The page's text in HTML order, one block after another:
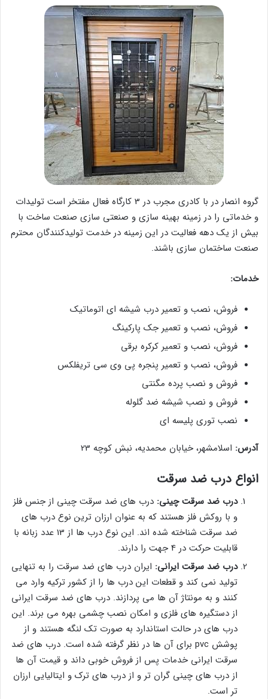
گروه انصار در با کادری مجرب در 3 کارگاه فعال مفتخر است تولیدات
و خدماتی را در زمینه بهینه سازی و صنعتی سازی صنعت ساخت با
بیش از یک دهه فعالیت در این زمینه در خدمت تولیدکنندگان محترم
صنعت ساختمان سازی باشند.
خدمات:
فروش، نصب و تعمیر درب شیشه ای اتوماتیک
فروش، نصب و تعمیر جک پارکینگ
فروش، نصب و تعمیر کرکره برقی
فروش، نصب و تعمیر پنجره پی وی سی تریفلکس
فروش و نصب پرده مگنتی
فروش و نصب شیشه ضد گلوله
نصب توری پلیسه ای
آدرس: اسلامشهر، خیابان محمدیه، نبش کوچه 23
انواع درب ضد سرقت
درب ضد سرقت چینی: درب های ضد سرقت چینی از جنس فلز
و با روکش فلز هستند که به عنوان ارزان ترین نوع درب های
ضد سرقت شناخته شده اند. این نوع درب ها از 13 عدد زبانه با
قابلیت حرکت در 4 جهت را دارند.
درب ضد سرقت ایرانی: ایران درب های ضد سرقت را به تنهایی
تولید نمی کند و قطعات این درب ها را از کشور ترکیه وارد می
کنند و به مونتاژ آن ها می پردازند. درب های ضد سرقت ایرانی
از دستگیره های فلزی و امکان نصب چشمی بهره می برند. این
درب های در حالت استاندارد به صورت تک لنگه هستند و از
پوشش pvc برای آن ها در نظر گرفته شده است. درب های ضد
سرقت ایرانی خدمات پس از فروش خوبی داند و قیمت آن ها
از درب های چینی گران تر و از درب های ترک و ایتالیایی ارزان
تر است.